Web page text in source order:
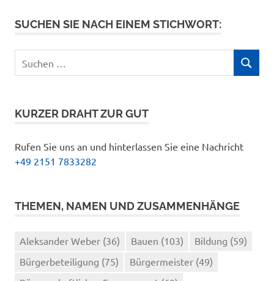
SUCHEN SIE NACH EINEM STICHWORT:
nach:
SUCHEN
KURZER DRAHT ZUR GUT
Rufen Sie uns an und hinterlassen Sie eine Nachricht
+49 2151 7833282
THEMEN, NAMEN UND ZUSAMMENHÄNGE
Aleksander Weber (36) Bauen (103) Bildung (59)
Bürgerbeteiligung (75) Bürgermeister (49)